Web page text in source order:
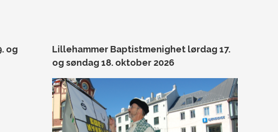
og
Lillehammer Baptistmenighet lørdag 17.
og søndag 18. oktober 2026